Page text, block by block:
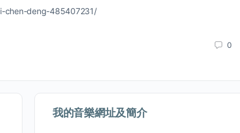
chen-deng-485407231/
0
我的音樂網址及簡介